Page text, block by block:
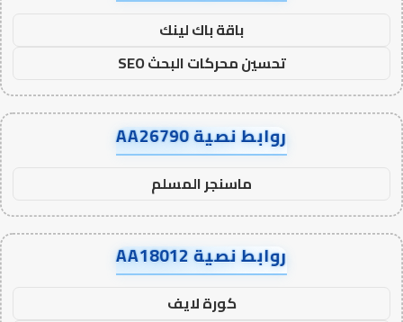
باقة باك لينك
تحسين محركات البحث SEO
روابط نصية AA26790
ماسنجر المسلم
روابط نصية AA18012
كورة لايف